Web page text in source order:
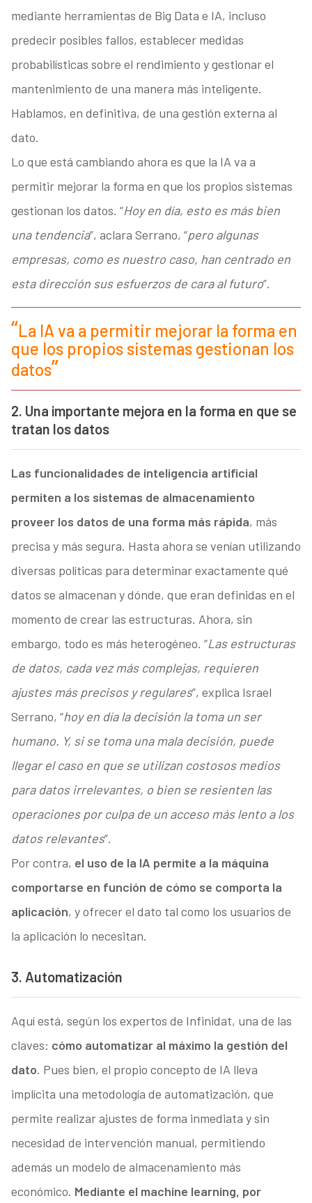
mediante herramientas de Big Data e IA, incluso
predecir posibles fallos, establecer medidas
probabilísticas sobre el rendimiento y gestionar el
mantenimiento de una manera más inteligente.
Hablamos, en definitiva, de una gestión externa al
dato.
Lo que está cambiando ahora es que la IA va a
permitir mejorar la forma en que los propios sistemas
gestionan los datos. “Hoy en día, esto es más bien
una tendencia”, aclara Serrano, “pero algunas
empresas, como es nuestro caso, han centrado en
esta dirección sus esfuerzos de cara al futuro”.
La IA va a permitir mejorar la forma en
que los propios sistemas gestionan los
datos
2. Una importante mejora en la forma en que se
tratan los datos
Las funcionalidades de inteligencia artificial
permiten a los sistemas de almacenamiento
proveer los datos de una forma más rápida, más
precisa y más segura. Hasta ahora se venían utilizando
diversas políticas para determinar exactamente qué
datos se almacenan y dónde, que eran definidas en el
momento de crear las estructuras. Ahora, sin
embargo, todo es más heterogéneo. “Las estructuras
de datos, cada vez más complejas, requieren
ajustes más precisos y regulares”, explica Israel
Serrano, “hoy en día la decisión la toma un ser
humano. Y, si se toma una mala decisión, puede
llegar el caso en que se utilizan costosos medios
para datos irrelevantes, o bien se resienten las
operaciones por culpa de un acceso más lento a los
datos relevantes”.
Por contra, el uso de la IA permite a la máquina
comportarse en función de cómo se comporta la
aplicación, y ofrecer el dato tal como los usuarios de
la aplicación lo necesitan.
3. Automatización
Aquí está, según los expertos de Infinidat, una de las
claves: cómo automatizar al máximo la gestión del
dato. Pues bien, el propio concepto de IA lleva
implícita una metodología de automatización, que
permite realizar ajustes de forma inmediata y sin
necesidad de intervención manual, permitiendo
además un modelo de almacenamiento más
económico. Mediante el machine learning, por